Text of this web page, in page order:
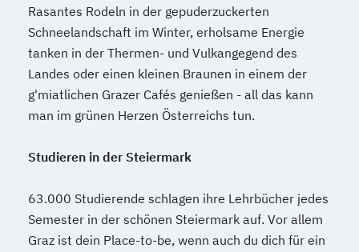
Mechatronik
Mediation und Konfliktmanagement
Mediendesign
Medieninformatik
Medizinische Informatik
Medizintechnik
Nachhaltiges Management
Online Marketing (DE/EN)
Personalentwicklung
Personalmanagement
Rasantes Rodeln in der gepuderzuckerten
Schneelandschaft im Winter, erholsame Energie
tanken in der Thermen- und Vulkangegend des
Landes oder einen kleinen Braunen in einem der
g'miatlichen Grazer Cafés genießen - all das kann
man im grünen Herzen Österreichs tun.
Studieren in der Steiermark
63.000 Studierende schlagen ihre Lehrbücher jedes
Semester in der schönen Steiermark auf. Vor allem
Graz ist dein Place-to-be, wenn auch du dich für ein